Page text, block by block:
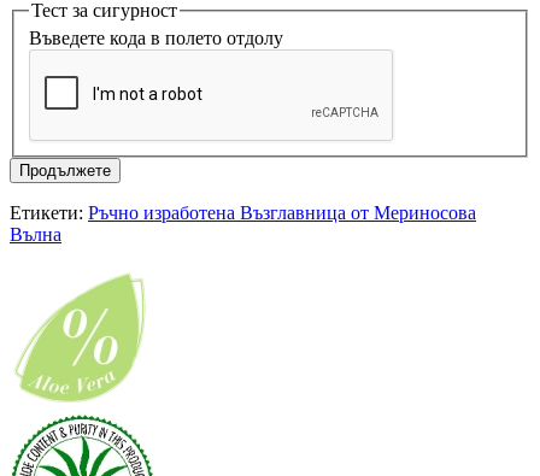
Тест за сигурност
Въведете кода в полето отдолу
Продължете
Етикети: Ръчно изработена Възглавница от Мериносова
Вълна